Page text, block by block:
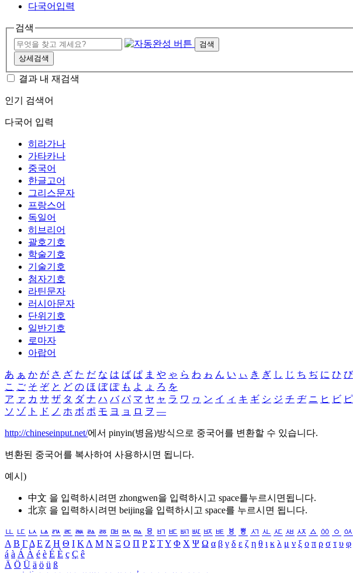
다국어입력
검색
검색
상세검색
결과 내 재검색
인기 검색어
다국어 입력
히라가나
가타카나
중국어
한글고어
그리스문자
프랑스어
독일어
히브리어
괄호기호
학술기호
기술기호
첨자기호
라틴문자
러시아문자
단위기호
일반기호
로마자
아랍어
あ ぁ か が さ ざ た だ な は ば ぱ ま や ゃ ら わ ゎ ん い ぃ き ぎ し じ ち ぢ に ひ び
こ ご そ ぞ と ど の ほ ぼ ぽ も よ ょ ろ を
ア ァ カ サ ザ タ ダ ナ ハ バ パ マ ヤ ャ ラ ワ ヮ ン イ ィ キ ギ シ ジ チ ヂ ニ ヒ ビ ピ
ソ ゾ ト ド ノ ホ ボ ポ モ ヨ ョ ロ ヲ ―
http://chineseinput.net/에서 pinyin(병음)방식으로 중국어를 변환할 수 있습니다.
변환된 중국어를 복사하여 사용하시면 됩니다.
예시)
中文 을 입력하시려면 zhongwen을 입력하시고 space를누르시면됩니다.
北京 을 입력하시려면 beijing을 입력하시고 space를 누르시면 됩니다.
ㅥ ㅦ ㅧ ㅨ ㅩ ㅪ ㅫ ㅬ ㅭ ㅮ ㅯ ㅰ ㅱ ㅲ ㅳ ㅴ ㅵ ㅶ ㅷ ㅸ ㅹ ㅺ ㅻ ㅼ ㅽ ㅾ ㅿ ㆀ ㆁ ㆂ
Α Β ΓΔ Ε Ζ Η Θ Ι ΚΛ Μ Ν Ξ Ο Π Ρ Σ ΤΥ Φ Χ Ψ Ω α β γ δ ε ζ η θ ι κ λ μ ν ξ ο π ρ σ τ υ φ
á à Á À é è É È ç Ç ê
Ä Ö Ü ä ö ü ß